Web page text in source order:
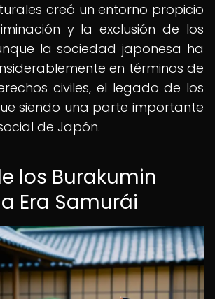
creó un entorno propicio
y la exclusión de los
la sociedad japonesa ha
en términos de
civiles, el legado de los
siendo una parte importante
de Japón.
los Burakumin
Era Samurái